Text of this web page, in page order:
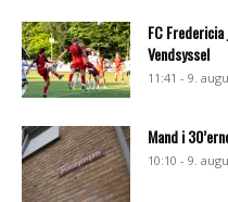
FC
Vendsyssel
11:41 - 9.
Mand i
10:10 - 9.